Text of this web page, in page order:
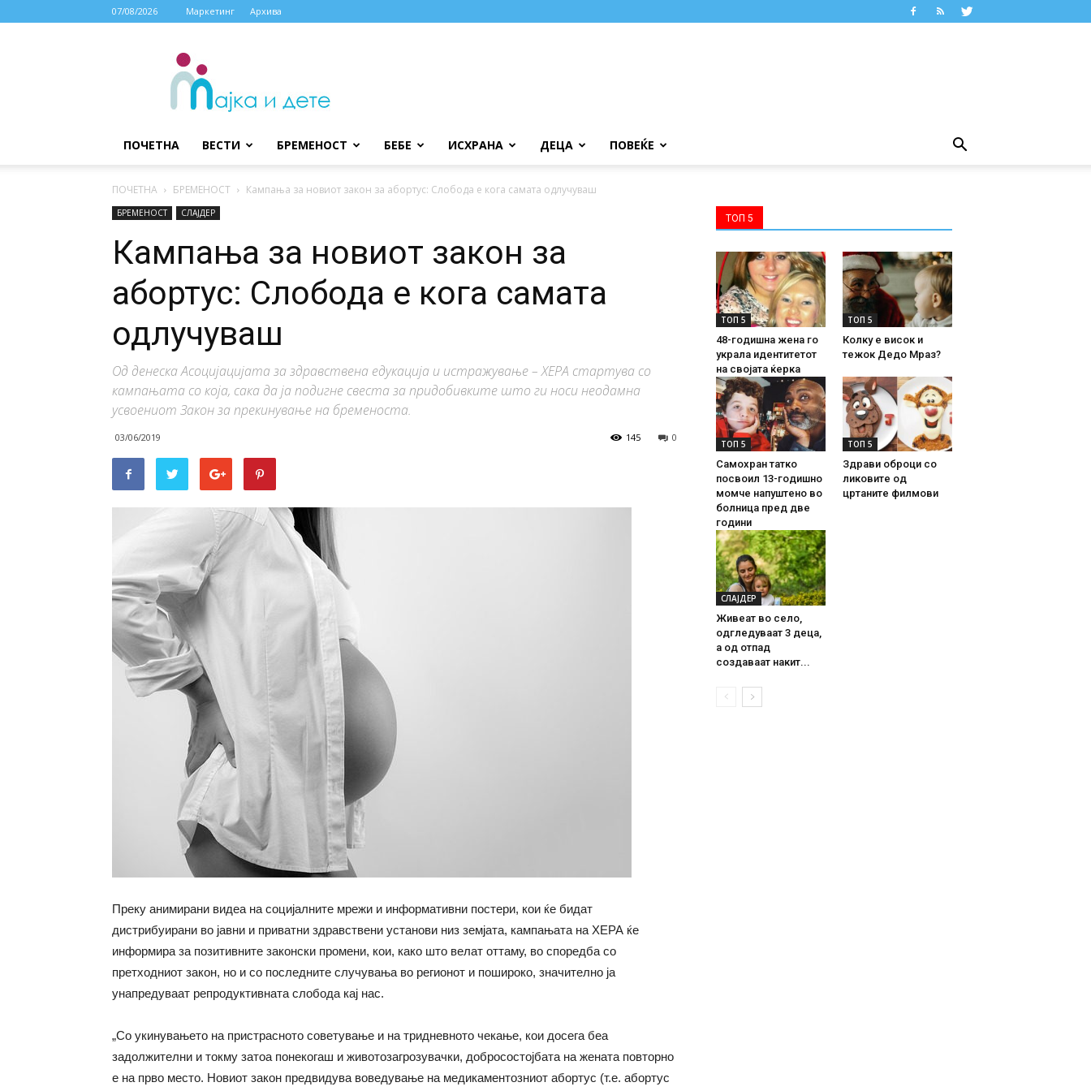
07/08/2026 Маркетинг Архива
МАЈКА
ДЕТЕ
ПОЧЕТНА ВЕСТИ БРЕМЕНОСТ БЕБЕ ИСХРАНА ДЕЦА ПОВЕЌЕ
ПОЧЕТНА БРЕМЕНОСТ Кампања за новиот закон за абортус: Слобода е кога самата одлучуваш
БРЕМЕНОСТ СЛАЈДЕР
Кампања за новиот закон за
абортус: Слобода е кога самата
одлучуваш
Од денеска Асоцијацијата за здравствена едукација и истражување – ХЕРА стартува со
кампањата со која, сака да ја подигне свеста за придобивките што ги носи неодамна
усвоениот Закон за прекинување на бременоста.
03/06/2019 0
145
Преку анимирани видеа на социјалните мрежи и информативни постери, кои ќе бидат
дистрибуирани во јавни и приватни здравствени установи низ земјата, кампањата на ХЕРА ќе
информира за позитивните законски промени, кои, како што велат оттаму, во споредба со
претходниот закон, но и со последните случувања во регионот и пошироко, значително ја
унапредуваат репродуктивната слобода кај нас.
„Со укинувањето на пристрасното советување и на тридневното чекање, кои досега беа
задолжителни и токму затоа понекогаш и животозагрозувачки, добросостојбата на жената повторно
е на прво место. Новиот закон предвидува воведување на медикаментозниот абортус (т.е. абортус
ТОП 5
ТОП 5
48-годишна жена го
украла идентитетот
на својата ќерка
ТОП 5
Колку е висок и
тежок Дедо Мраз?
ТОП 5
Самохран татко
посвоил 13-годишно
момче напуштено во
болница пред две
години
ТОП 5
Здрави оброци со
ликовите од
цртаните филмови
СЛАЈДЕР
Живеат во село,
одгледуваат 3 деца,
а од отпад
создаваат накит...